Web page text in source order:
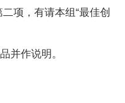
项，有请本组“最佳创
并作说明。